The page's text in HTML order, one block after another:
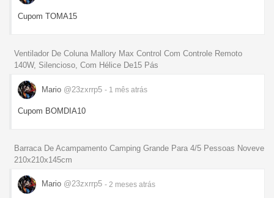
Cupom TOMA15
Ventilador De Coluna Mallory Max Control Com Controle Remoto
140W, Silencioso, Com Hélice De15 Pás
Mario @23zxrrp5 - 1 mês atrás
Cupom BOMDIA10
Barraca De Acampamento Camping Grande Para 4/5 Pessoas Noveve
210x210x145cm
Mario @23zxrrp5 - 2 meses atrás